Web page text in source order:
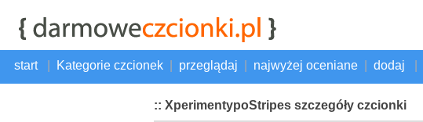
start Kategorie czcionek przeglądaj najwyżej oceniane dodaj
:: XperimentypoStripes szczegóły czcionki